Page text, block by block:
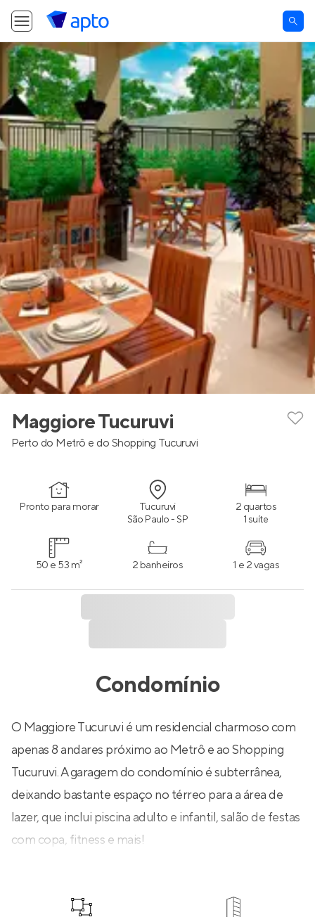
Maggiore Tucuruvi
Perto do Metrô e do Shopping Tucuruvi
Pronto para morar Tucuruvi
São Paulo - SP
2 quartos
1 suíte
50 e 53 m² 2 banheiros 1 e 2 vagas
Condomínio
O Maggiore Tucuruvi é um residencial charmoso com
apenas 8 andares próximo ao Metrô e ao Shopping
Tucuruvi. A garagem do condomínio é subterrânea,
deixando bastante espaço no térreo para a área de
lazer, que inclui piscina adulto e infantil, salão de festas
com copa, fitness e mais!